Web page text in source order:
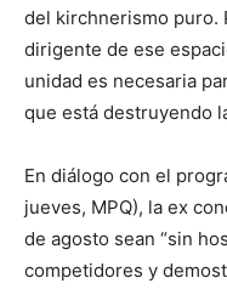
del kirchnerismo puro.
dirigente de ese
unidad es necesaria
que está destruyendo
En diálogo con el
jueves, MPQ), la ex
de agosto sean “sin
competidores y